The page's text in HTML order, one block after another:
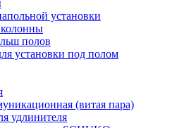
установки
полов
установки под полом
(витая пара)
удлинителя